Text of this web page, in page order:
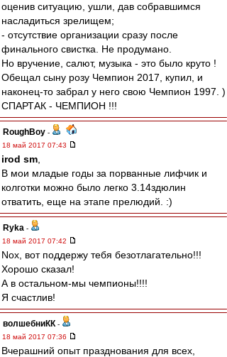
оценив ситуацию, ушли, дав собравшимся
насладиться зрелищем;
- отсутствие организации сразу после
финального свистка. Не продумано.
Но вручение, салют, музыка - это было круто !
Обещал сыну розу Чемпион 2017, купил, и
наконец-то забрал у него свою Чемпион 1997. )
СПАРТАК - ЧЕМПИОН !!!
RoughBoy -
18 май 2017 07:43
irod sm
В мои младые годы за порванные лифчик и
колготки можно было легко 3.14здюлин
отватить, еще на этапе прелюдий. :)
Ryka -
18 май 2017 07:42
Nox, вот поддержу тебя безотлагательно!!!
Хорошо сказал!
А в остальном-мы чемпионы!!!!
Я счастлив!
волшебниКК -
18 май 2017 07:36
Вчерашний опыт празднования для всех,